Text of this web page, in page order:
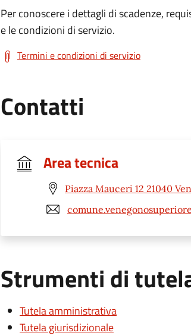
Per conoscere i dettagli di scadenze,
e le condizioni di servizio.
Termini e condizioni di servizio
Contatti
Area tecnica
Piazza Mauceri 12 21040
Strumenti di
Tutela amministrativa
Tutela giurisdizionale